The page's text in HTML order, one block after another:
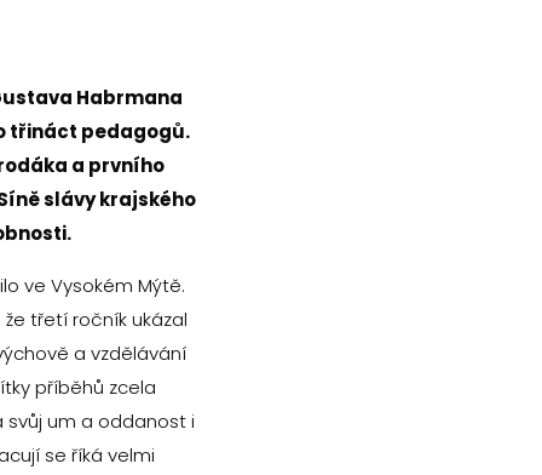
Habrmana
třináct pedagogů.
a prvního
slávy krajského
ve Vysokém Mýtě.
třetí ročník ukázal
a vzdělávání
příběhů zcela
svůj um a oddanost i
se říká velmi